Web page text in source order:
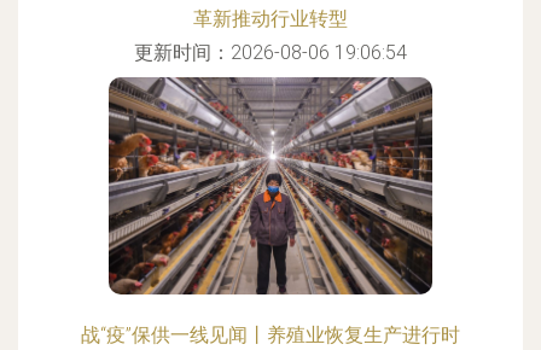
革新推动行业转型
更新时间：2026-08-06 19:06:54
战“疫”保供一线见闻丨养殖业恢复生产进行时